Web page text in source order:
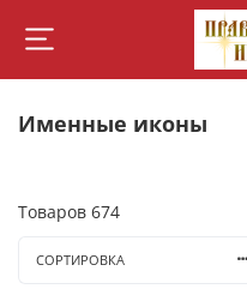
Именные иконы
Товаров 674
СОРТИРОВКА